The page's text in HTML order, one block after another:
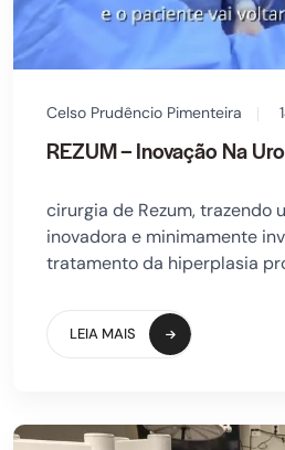
Celso Prudêncio Pimenteira
REZUM – Inovação Na
cirurgia de Rezum, trazendo
inovadora e minimamente
tratamento da hiperplasia
LEIA MAIS